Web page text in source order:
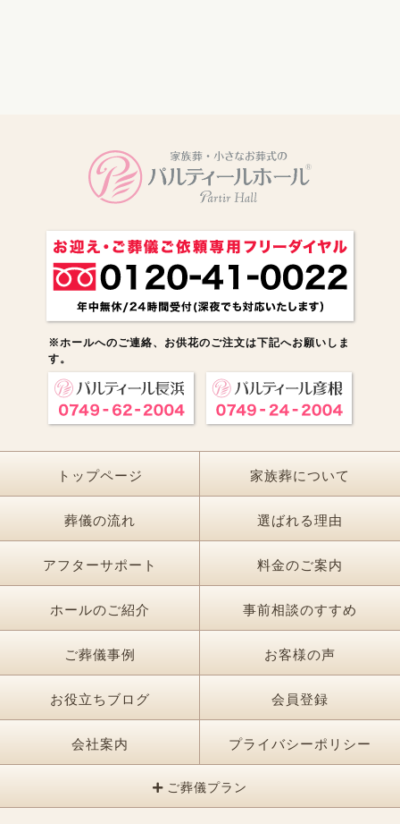
※ホールへのご連絡、お供花のご注文は下記へお願いしま
す。
トップページ 家族葬について
葬儀の流れ 選ばれる理由
アフターサポート 料金のご案内
ホールのご紹介 事前相談のすすめ
ご葬儀事例 お客様の声
お役立ちブログ 会員登録
会社案内 プライバシーポリシー
ご葬儀プラン